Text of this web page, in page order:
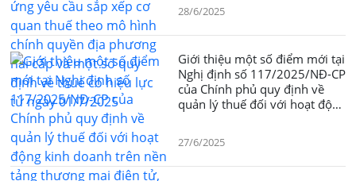
cấp và một số quy định về
thuế có hiệu lực từ ngày
28/6/2025
Giới thiệu một số điểm mới tại
Nghị định số 117/2025/NĐ-CP
của Chính phủ quy định về
quản lý thuế đối với hoạt động
số của hộ, cá nhân
27/6/2025